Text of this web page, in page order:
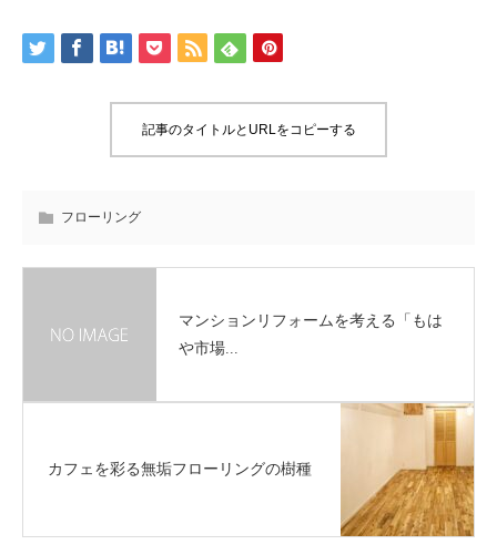
記事のタイトルとURLをコピーする
フローリング
マンションリフォームを考える「もは
や市場...
カフェを彩る無垢フローリングの樹種